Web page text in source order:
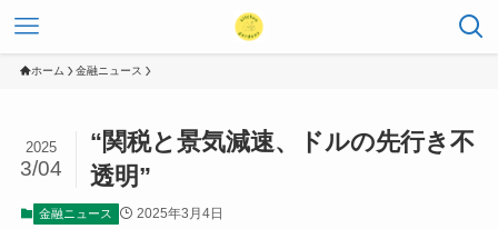
ホーム 金融ニュース
“関税と景気減速、ドルの先行き不
透明”
2025
3/04
金融ニュース 2025年3月4日